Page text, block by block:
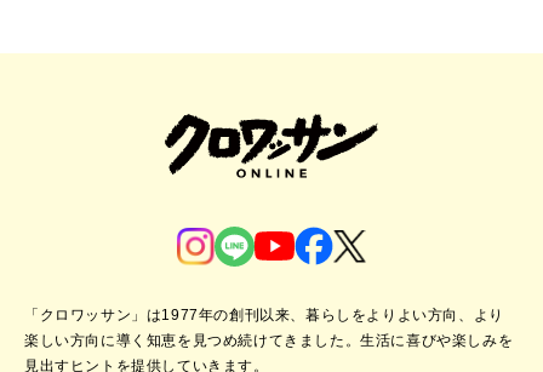
「クロワッサン」は1977年の創刊以来、暮らしをよりよい方向、より
楽しい方向に導く知恵を見つめ続けてきました。生活に喜びや楽しみを
見出すヒントを提供していきます。